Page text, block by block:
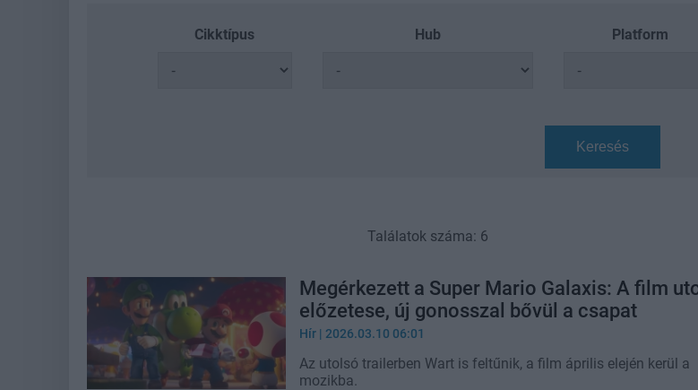
Cikktípus Hub Platform
Keresés
Találatok száma: 6
Megérkezett a Super Mario Galaxis: A film
előzetese, új gonosszal bővül a csapat
Hír | 2026.03.10 06:01
Az utolsó trailerben Wart is feltűnik, a film április elején kerül a
mozikba.